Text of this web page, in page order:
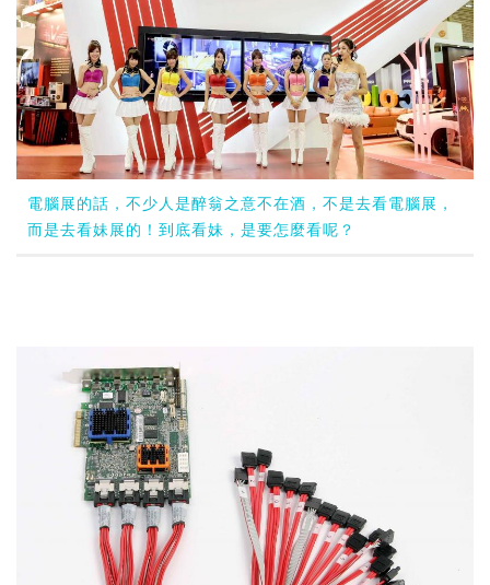
電腦展的話，不少人是醉翁之意不在酒，不是去看電腦展，
而是去看妹展的！到底看妹，是要怎麼看呢？